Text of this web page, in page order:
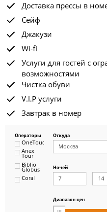
Доставка прессы в
Сейф
Джакузи
Wi-fi
Услуги для гостей с
возможностями
Чистка обуви
V.I.P услуги
Завтрак в номер
Операторы
OneTouch&Travel
Anex
Tour
Biblio
Globus
Coral
Откуда
Ночей
Диапазон цен